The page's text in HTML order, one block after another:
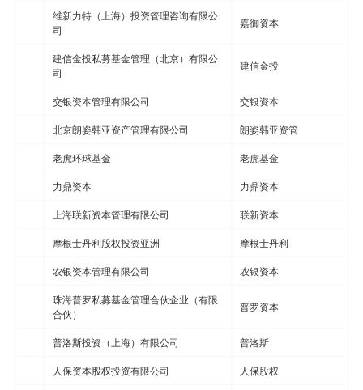
维新力特（上海）投资管理咨询有限公
司
嘉御资本
建信金投私募基金管理（北京）有限公
司
建信金投
交银资本管理有限公司 交银资本
北京朗姿韩亚资产管理有限公司 朗姿韩亚资管
老虎环球基金 老虎基金
力鼎资本 力鼎资本
上海联新资本管理有限公司 联新资本
摩根士丹利股权投资亚洲 摩根士丹利
农银资本管理有限公司 农银资本
珠海普罗私募基金管理合伙企业（有限
合伙）
普罗资本
普洛斯投资（上海）有限公司 普洛斯
人保资本股权投资有限公司 人保股权